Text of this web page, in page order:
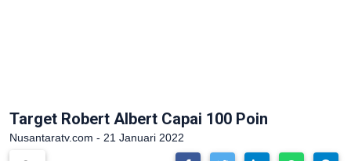
Target Robert Albert Capai 100 Poin
Nusantaratv.com - 21 Januari 2022